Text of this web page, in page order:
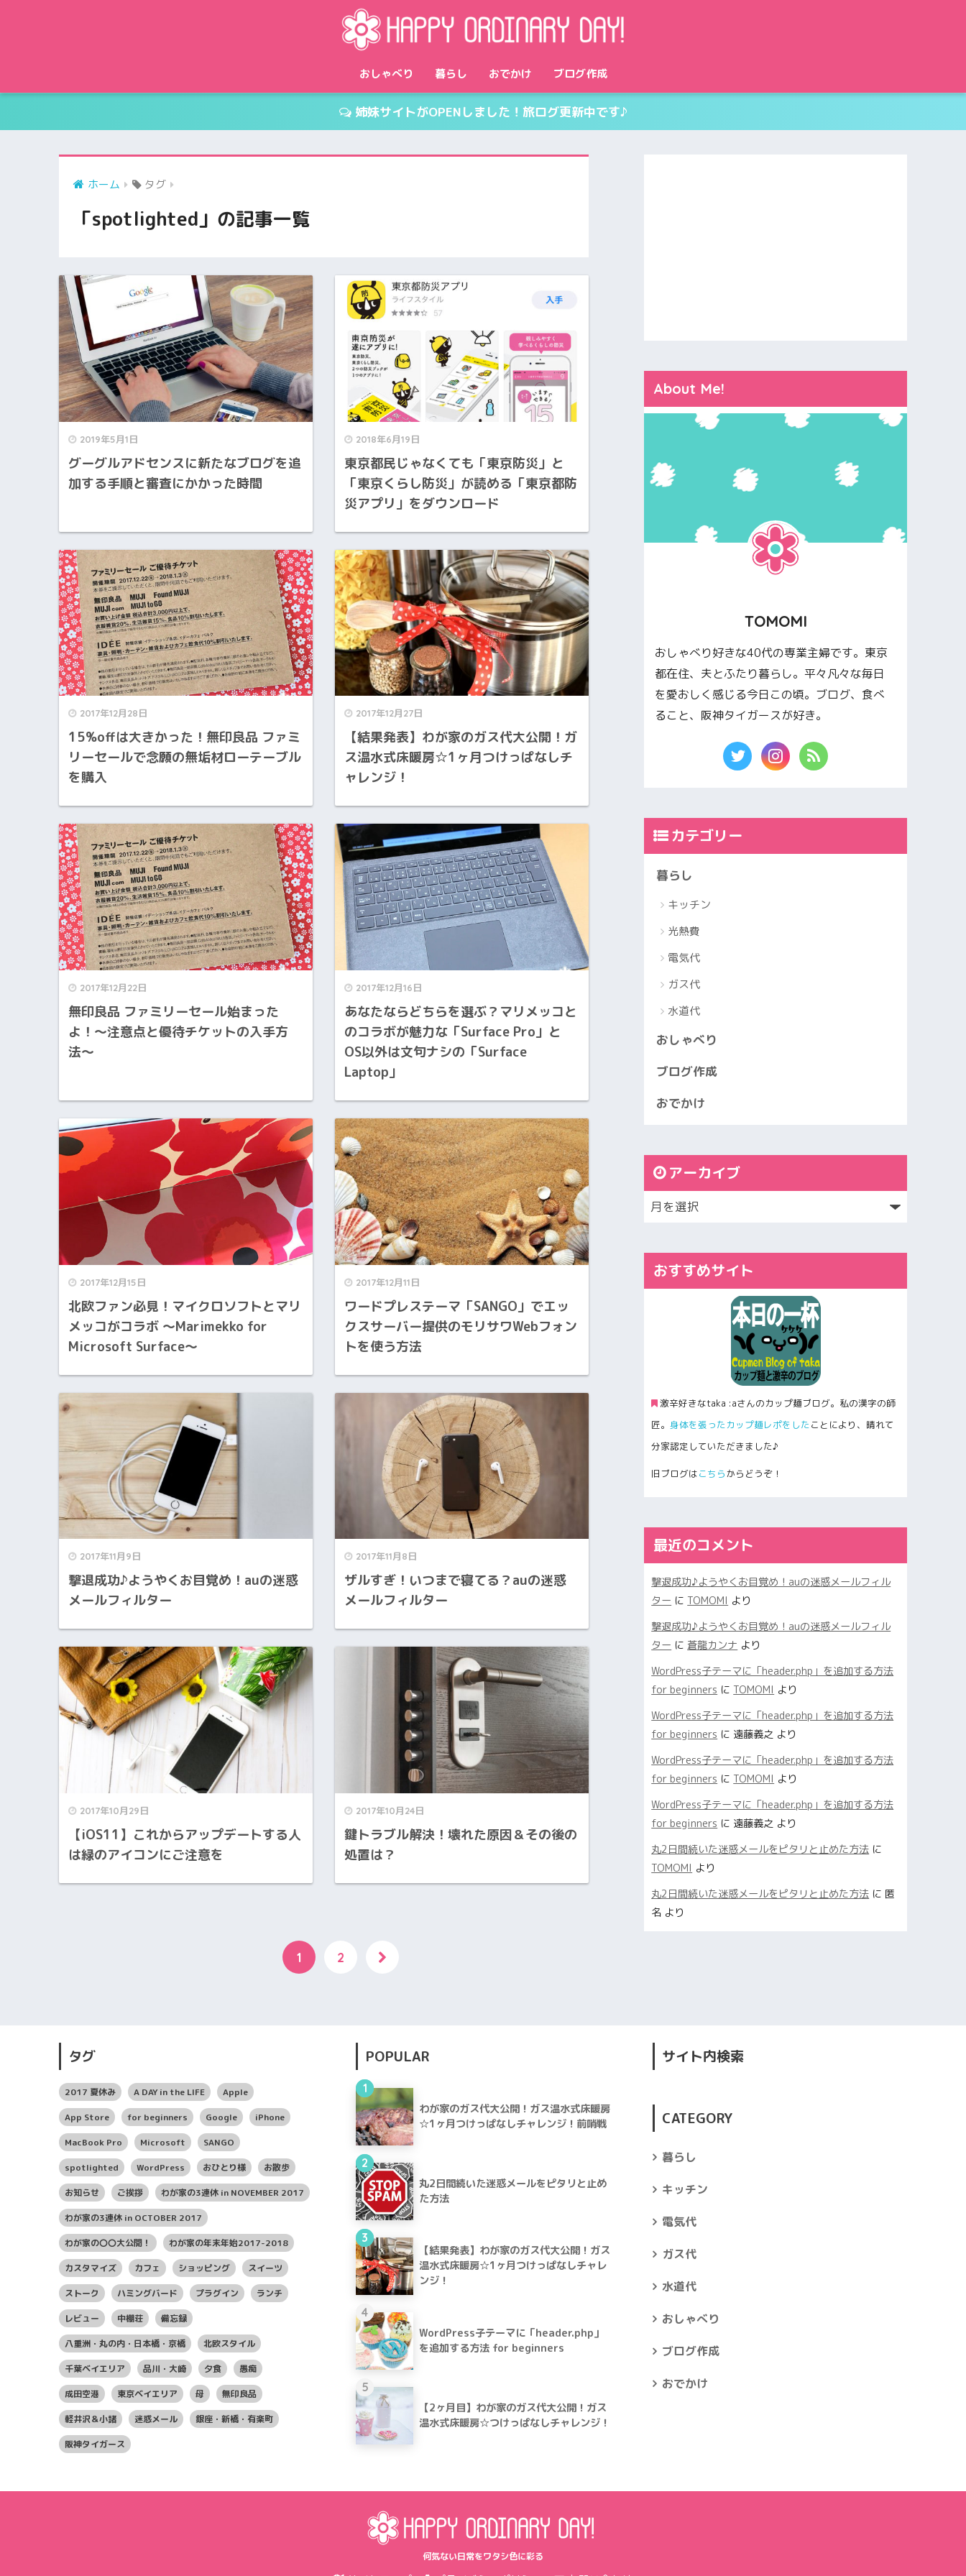
おしゃべり 暮らし おでかけ ブログ作成
姉妹サイトがOPENしました！旅ログ更新中です♪
ホーム タグ
「spotlighted」の記事一覧
2019年5月1日
グーグルアドセンスに新たなブログを追
加する手順と審査にかかった時間
2018年6月19日
東京都民じゃなくても「東京防災」と
「東京くらし防災」が読める「東京都防
災アプリ」をダウンロード
2017年12月28日
15%offは大きかった！無印良品 ファミ
リーセールで念願の無垢材ローテーブル
を購入
2017年12月27日
【結果発表】わが家のガス代大公開！ガ
ス温水式床暖房☆1ヶ月つけっぱなしチ
ャレンジ！
2017年12月22日
無印良品 ファミリーセール始まった
よ！〜注意点と優待チケットの入手方
法〜
2017年12月16日
あなたならどちらを選ぶ？マリメッコと
のコラボが魅力な「Surface Pro」と
OS以外は文句ナシの「Surface
Laptop」
2017年12月15日
北欧ファン必見！マイクロソフトとマリ
メッコがコラボ ～Marimekko for
Microsoft Surface～
2017年12月11日
ワードプレステーマ「SANGO」でエッ
クスサーバー提供のモリサワWebフォン
トを使う方法
2017年11月9日
撃退成功♪ようやくお目覚め！auの迷惑
メールフィルター
2017年11月8日
ザルすぎ！いつまで寝てる？auの迷惑
メールフィルター
2017年10月29日
【iOS11】これからアップデートする人
は緑のアイコンにご注意を
2017年10月24日
鍵トラブル解決！壊れた原因＆その後の
処置は？
1 2
About Me!
TOMOMI
おしゃべり好きな40代の専業主婦です。東京
都在住、夫とふたり暮らし。平々凡々な毎日
を愛おしく感じる今日この頃。ブログ、食べ
ること、阪神タイガースが好き。
カテゴリー
暮らし
キッチン
光熱費
電気代
ガス代
水道代
おしゃべり
ブログ作成
おでかけ
アーカイブ
おすすめサイト
激辛好きなtaka :aさんのカップ麺ブログ。私の漢字の師
匠。身体を張ったカップ麺レポをしたことにより、晴れて
分家認定していただきました♪
旧ブログはこちらからどうぞ！
最近のコメント
撃退成功♪ようやくお目覚め！auの迷惑メールフィル
ター に TOMOMI より
撃退成功♪ようやくお目覚め！auの迷惑メールフィル
ター に 蒼龍カンナ より
WordPress子テーマに「header.php」を追加する方法
for beginners に TOMOMI より
WordPress子テーマに「header.php」を追加する方法
for beginners に 遠藤義之 より
WordPress子テーマに「header.php」を追加する方法
for beginners に TOMOMI より
WordPress子テーマに「header.php」を追加する方法
for beginners に 遠藤義之 より
丸2日間続いた迷惑メールをピタリと止めた方法 に
TOMOMI より
丸2日間続いた迷惑メールをピタリと止めた方法 に 匿
名 より
タグ
2017 夏休み A DAY in the LIFE Apple
App Store for beginners Google iPhone
MacBook Pro Microsoft SANGO
spotlighted WordPress おひとり様 お散歩
お知らせ ご挨拶 わが家の3連休 in NOVEMBER 2017
わが家の3連休 in OCTOBER 2017
わが家の〇〇大公開！ わが家の年末年始2017-2018
カスタマイズ カフェ ショッピング スイーツ
ストーク ハミングバード プラグイン ランチ
レビュー 中棚荘 備忘録
八重洲・丸の内・日本橋・京橋 北欧スタイル
千葉ベイエリア 品川・大崎 夕食 愚痴
成田空港 東京ベイエリア 母 無印良品
軽井沢＆小諸 迷惑メール 銀座・新橋・有楽町
阪神タイガース
POPULAR
1
わが家のガス代大公開！ガス温水式床暖房
☆1ヶ月つけっぱなしチャレンジ！前哨戦
2
丸2日間続いた迷惑メールをピタリと止め
た方法
3
【結果発表】わが家のガス代大公開！ガス
温水式床暖房☆1ヶ月つけっぱなしチャレ
ンジ！
4
WordPress子テーマに「header.php」
を追加する方法 for beginners
5
【2ヶ月目】わが家のガス代大公開！ガス
温水式床暖房☆つけっぱなしチャレンジ！
サイト内検索
CATEGORY
暮らし
キッチン
電気代
ガス代
水道代
おしゃべり
ブログ作成
おでかけ
何気ない日常をワタシ色に彩る